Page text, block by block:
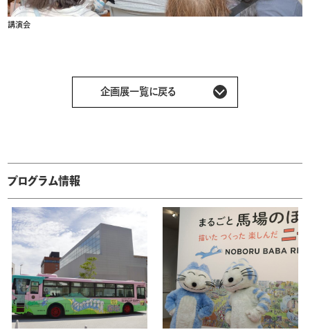
講演会
企画展一覧に戻る
プログラム情報